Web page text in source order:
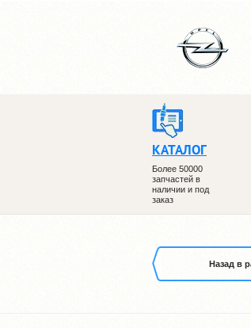
КАТАЛОГ
Более 50000
запчастей в
наличии и под
заказ
Назад в